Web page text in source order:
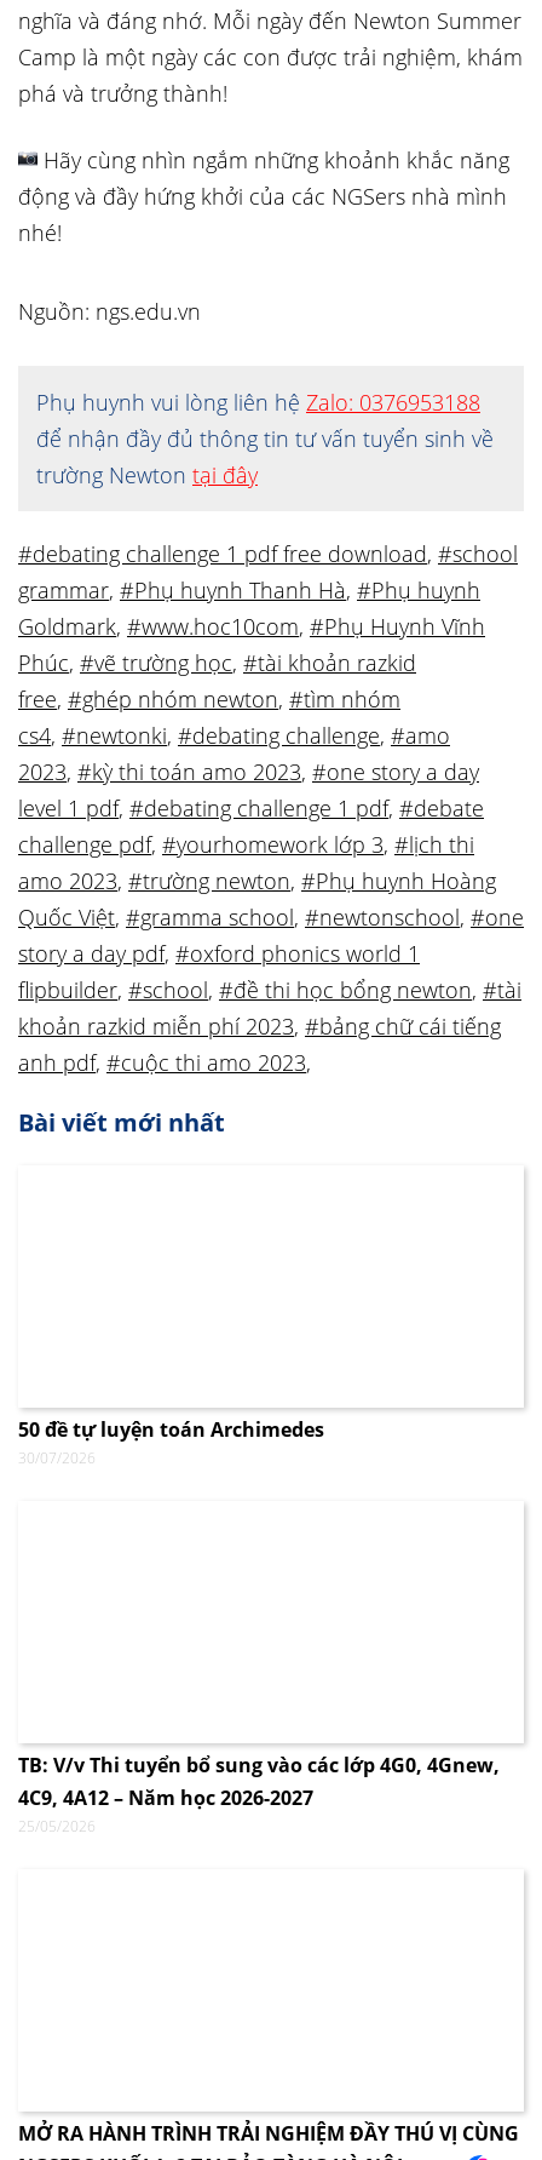
nghĩa và đáng nhớ. Mỗi ngày đến Newton Summer
Camp là một ngày các con được trải nghiệm, khám
phá và trưởng thành!
Hãy cùng nhìn ngắm những khoảnh khắc năng
động và đầy hứng khởi của các NGSers nhà mình
nhé!
Nguồn: ngs.edu.vn
Phụ huynh vui lòng liên hệ Zalo: 0376953188
để nhận đầy đủ thông tin tư vấn tuyển sinh về
trường Newton tại đây
#debating challenge 1 pdf free download, #school
grammar, #Phụ huynh Thanh Hà, #Phụ huynh
Goldmark, #www.hoc10com, #Phụ Huynh Vĩnh
Phúc, #vẽ trường học, #tài khoản razkid
free, #ghép nhóm newton, #tìm nhóm
cs4, #newtonki, #debating challenge, #amo
2023, #kỳ thi toán amo 2023, #one story a day
level 1 pdf, #debating challenge 1 pdf, #debate
challenge pdf, #yourhomework lớp 3, #lịch thi
amo 2023, #trường newton, #Phụ huynh Hoàng
Quốc Việt, #gramma school, #newtonschool, #one
story a day pdf, #oxford phonics world 1
flipbuilder, #school, #đề thi học bổng newton, #tài
khoản razkid miễn phí 2023, #bảng chữ cái tiếng
anh pdf, #cuộc thi amo 2023,
Bài viết mới nhất
50 đề tự luyện toán Archimedes
30/07/2026
TB: V/v Thi tuyển bổ sung vào các lớp 4G0, 4Gnew,
4C9, 4A12 – Năm học 2026-2027
25/05/2026
MỞ RA HÀNH TRÌNH TRẢI NGHIỆM ĐẦY THÚ VỊ CÙNG